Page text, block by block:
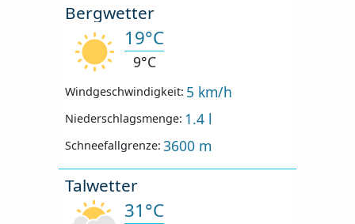
Bergwetter
19°C
9°C
Windgeschwindigkeit: 5 km/h
Niederschlagsmenge: 1.4 l
Schneefallgrenze: 3600 m
Talwetter
31°C